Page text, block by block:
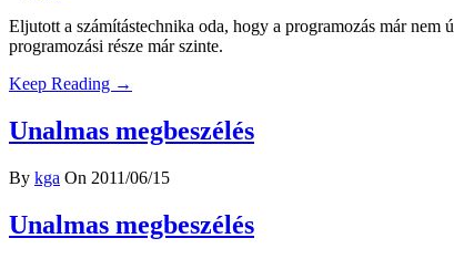
Eljutott a számítástechnika oda, hogy a programozás már
programozási része már szinte.
Keep Reading →
Unalmas megbeszélés
By kga On 2011/06/15
Unalmas megbeszélés